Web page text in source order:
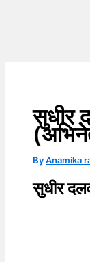
सुधीर
ByAnamika
सुधीर